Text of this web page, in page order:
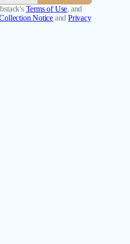
Terms of Use, and
Notice and Privacy